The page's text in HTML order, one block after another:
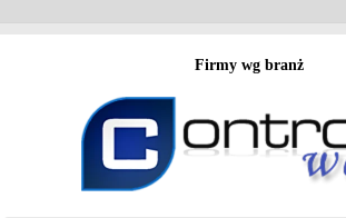
Firmy wg branż